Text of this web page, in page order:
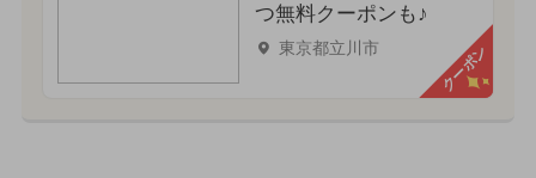
つ無料クーポンも♪
東京都立川市 クーポン